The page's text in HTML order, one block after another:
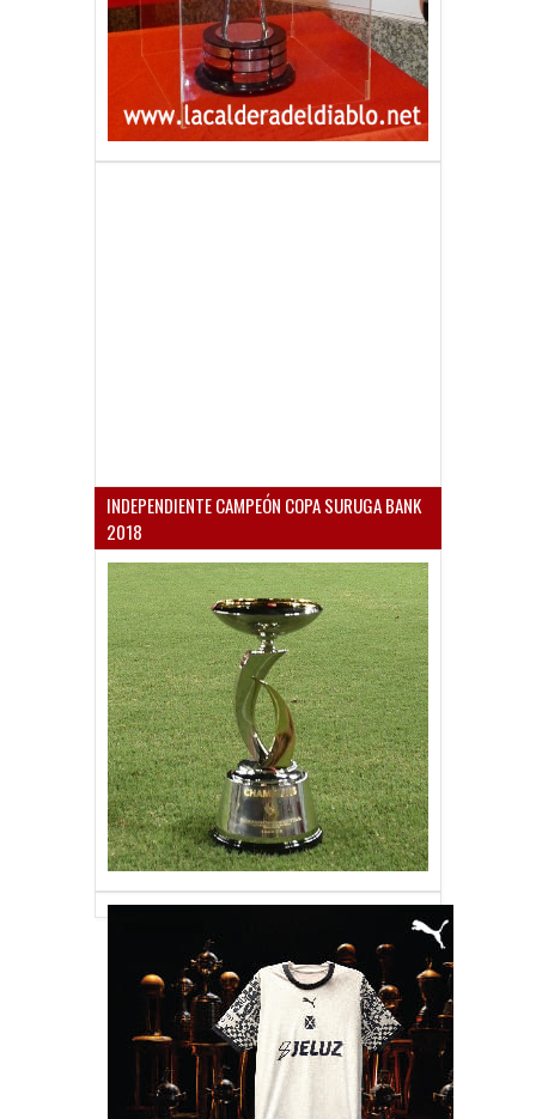
INDEPENDIENTE CAMPEÓN COPA SURUGA BANK
2018